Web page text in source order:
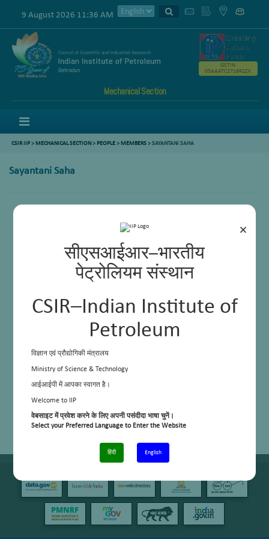
×
सीएसआईआर–भारतीय
पेट्रोलियम संस्थान
CSIR–Indian Institute of
Petroleum
विज्ञान एवं प्रौद्योगिकी मंत्रालय
Ministry of Science & Technology
आईआईपी में आपका स्वागत है।
Welcome to IIP
वेबसाइट में प्रवेश करने के लिए अपनी पसंदीदा भाषा चुनें।
Select your Preferred Language to Enter the Website
हिंदी English
9 August 2026 11:36 AM
Mechanical Section
GSTIN
05AAATC2716R2ZK
CSIR IIP> MECHANICAL SECTION> PEOPLE> MEMBERS> SAYANTANI SAHA
Sayantani Saha